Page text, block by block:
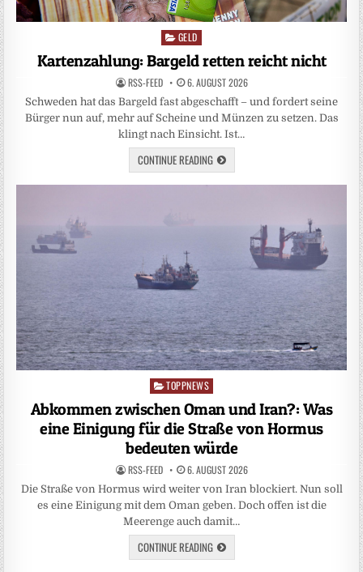
Posted
GELD
Kartenzahlung: Bargeld retten reicht nicht
RSS-FEED 6. AUGUST 2026
Schweden hat das Bargeld fast abgeschafft – und fordert seine
Bürger nun auf, mehr auf Scheine und Münzen zu setzen. Das
klingt nach Einsicht. Ist…
CONTINUE READING
Posted
in
TOPPNEWS
Abkommen zwischen Oman und Iran?: Was
eine Einigung für die Straße von Hormus
bedeuten würde
RSS-FEED 6. AUGUST 2026
Die Straße von Hormus wird weiter von Iran blockiert. Nun soll
es eine Einigung mit dem Oman geben. Doch offen ist die
Meerenge auch damit…
CONTINUE READING